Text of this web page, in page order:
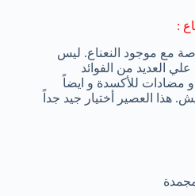
مع موجود النعناع. ليس
العديد من الفوائد
مضادات للأكسدة و ايضاً
هذا العصير أختيار جيد جداً